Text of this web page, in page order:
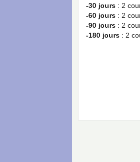
-30 jours : 2
-60 jours : 2
-90 jours : 2
-180 jours : 2